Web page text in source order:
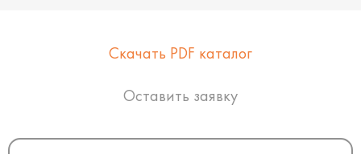
Скачать PDF каталог
Оставить заявку